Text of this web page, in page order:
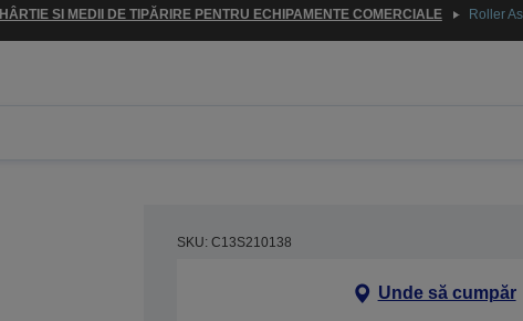
HÂRTIE SI MEDII DE TIPĂRIRE PENTRU ECHIPAMENTE COMERCIALE Roller
SKU: C13S210138
Unde să cumpăr